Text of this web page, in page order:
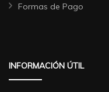
Formas de Pago
INFORMACIÓN ÚTIL